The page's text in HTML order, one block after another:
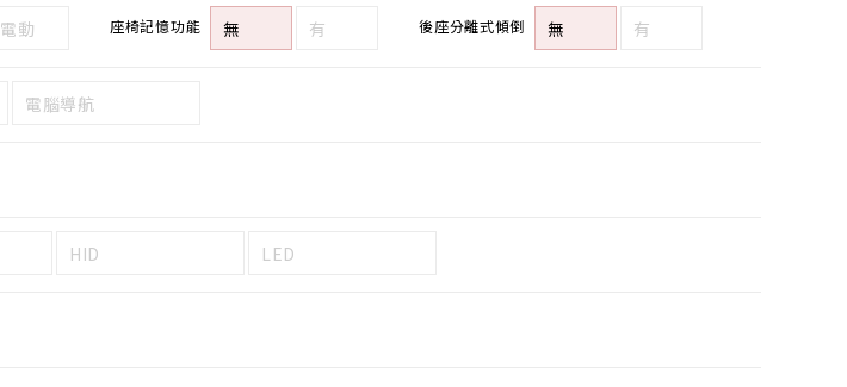
電動 座椅記憶功能 無 有 後座分離式傾倒 無 有
電腦導航
HID LED